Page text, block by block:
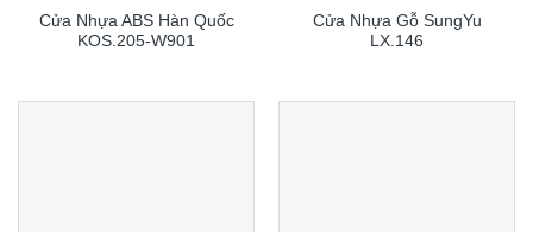
Cửa Nhựa ABS Hàn Quốc
KOS.205-W901
Cửa Nhựa Gỗ SungYu
LX.146